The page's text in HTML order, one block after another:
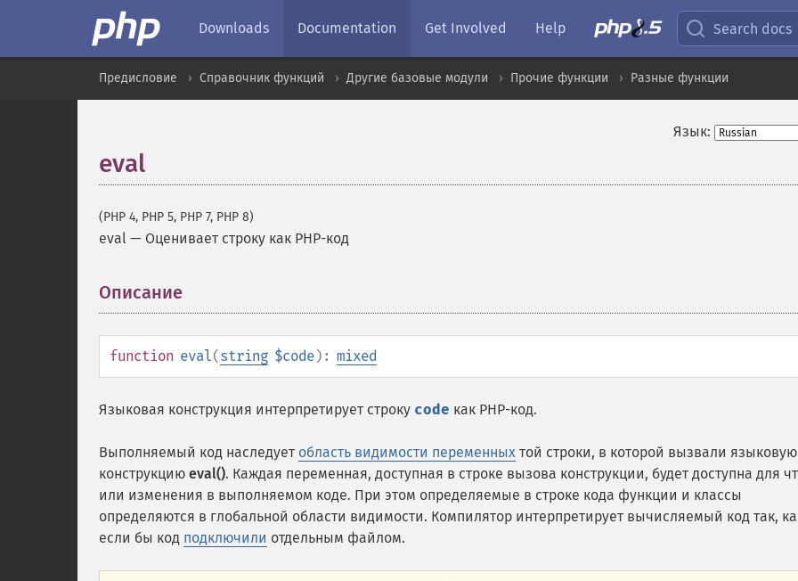
Downloads Documentation Get Involved Help Search docs
Предисловие Справочник функций Другие базовые модули Прочие функции Разные функции
Язык:
eval
(PHP 4, PHP 5, PHP 7, PHP 8)
eval — Оценивает строку как PHP-код
Описание
function eval(string $code): mixed
Языковая конструкция интерпретирует строку code как PHP-код.
Выполняемый код наследует область видимости переменных той строки, в которой вызвали языковую
конструкцию eval(). Каждая переменная, доступная в строке вызова конструкции, будет доступна для
или изменения в выполняемом коде. При этом определяемые в строке кода функции и классы
определяются в глобальной области видимости. Компилятор интерпретирует вычисляемый код так,
если бы код подключили отдельным файлом.